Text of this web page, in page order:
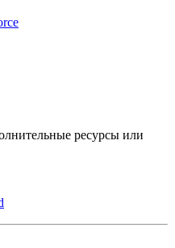
Очистить все Готово
ресурсы или